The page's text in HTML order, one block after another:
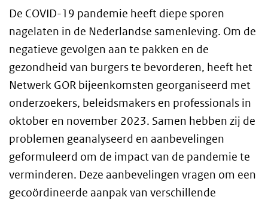
De COVID-19 pandemie heeft diepe sporen
nagelaten in de Nederlandse samenleving. Om de
negatieve gevolgen aan te pakken en de
gezondheid van burgers te bevorderen, heeft het
Netwerk GOR bijeenkomsten georganiseerd met
onderzoekers, beleidsmakers en professionals in
oktober en november 2023. Samen hebben zij de
problemen geanalyseerd en aanbevelingen
geformuleerd om de impact van de pandemie te
verminderen. Deze aanbevelingen vragen om een
gecoördineerde aanpak van verschillende